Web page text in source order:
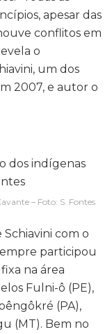
apesar das
conflitos em
o
um dos
2007, e autor o
– Foto: S. Fontes
com o
participou
na área
Fulni-ô (PE),
(PA),
(MT). Bem no